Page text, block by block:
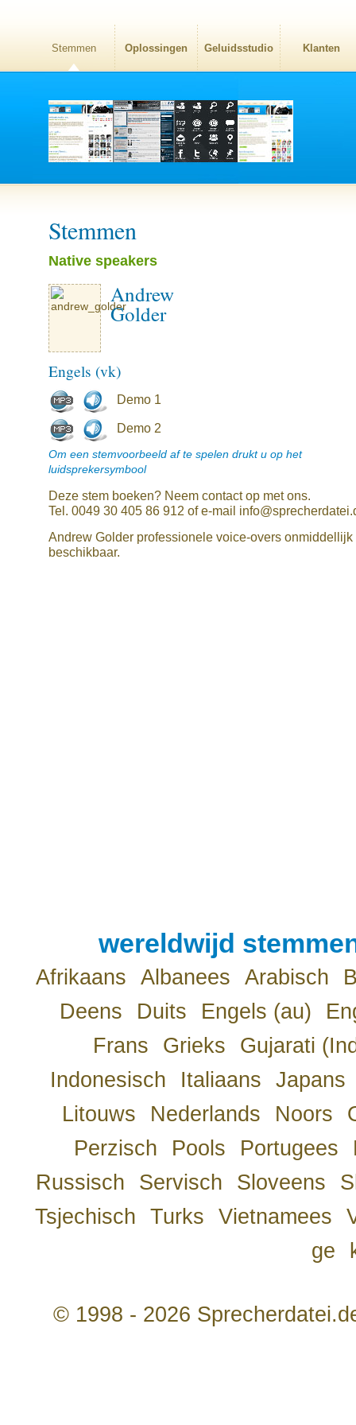
Stemmen Oplossingen Geluidsstudio Klanten
Stemmen
Native speakers
Andrew
Golder
Engels (vk)
Demo 1
Demo 2
Om een stemvoorbeeld af te spelen drukt u op het
luidsprekersymbool
Deze stem boeken? Neem contact op met ons.
Tel. 0049 30 405 86 912 of e-mail
Andrew Golder professionele voice-overs onmiddellijk
beschikbaar.
wereldwijd
Afrikaans Albanees Arabisch
Deens
Duits Engels (au)
Frans
Grieks
Gujarati
Indonesisch
Italiaans
Japans
Litouws
Nederlands Noors
Perzisch
Pools Portugees
Russisch
Servisch Sloveens
Tsjechisch
Turks Vietnamees
ge
© 1998 - 2026